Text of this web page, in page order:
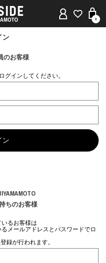
0
ン
のお客様
グインしてください。
ちのお客様
いるお客様は
るメールアドレスとパスワードでロ
録が行われます。